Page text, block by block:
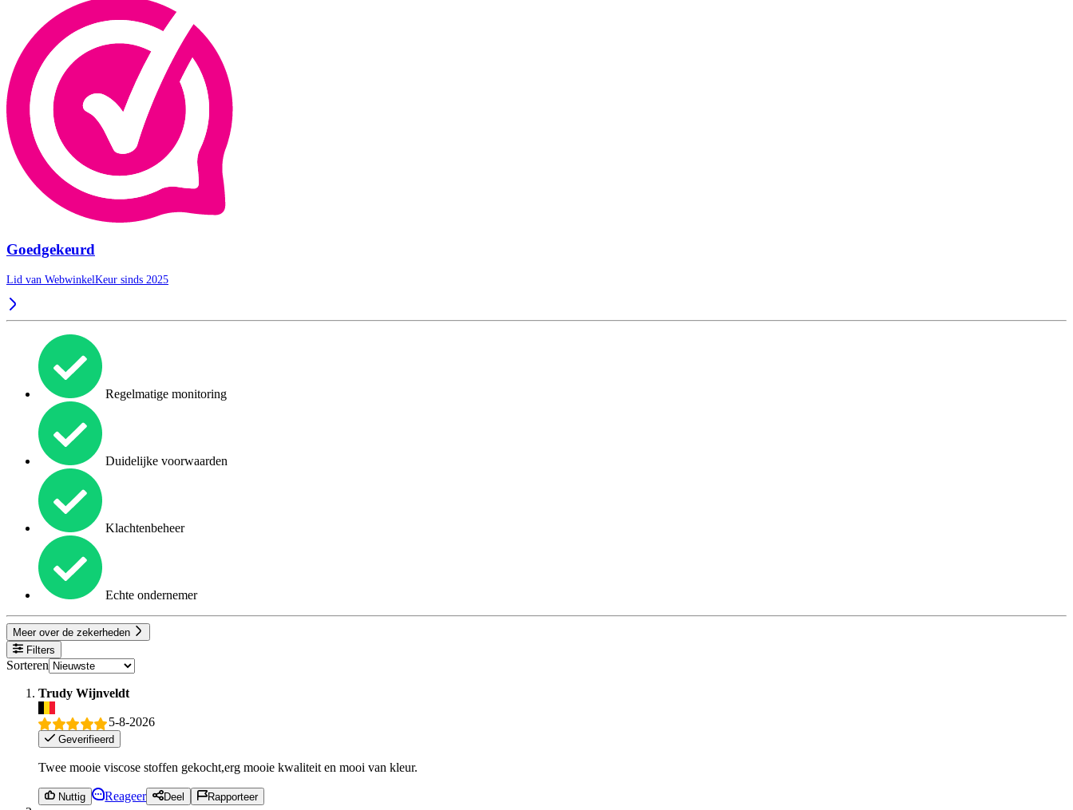
Goedgekeurd
Lid van WebwinkelKeur sinds 2025
Regelmatige monitoring
Duidelijke voorwaarden
Klachtenbeheer
Echte ondernemer
Meer over de zekerheden
Filters
Sorteren
Trudy Wijnveldt
5-8-2026
Geverifieerd
Twee mooie viscose stoffen gekocht,erg mooie kwaliteit en mooi van kleur.
Nuttig Reageer Deel Rapporteer